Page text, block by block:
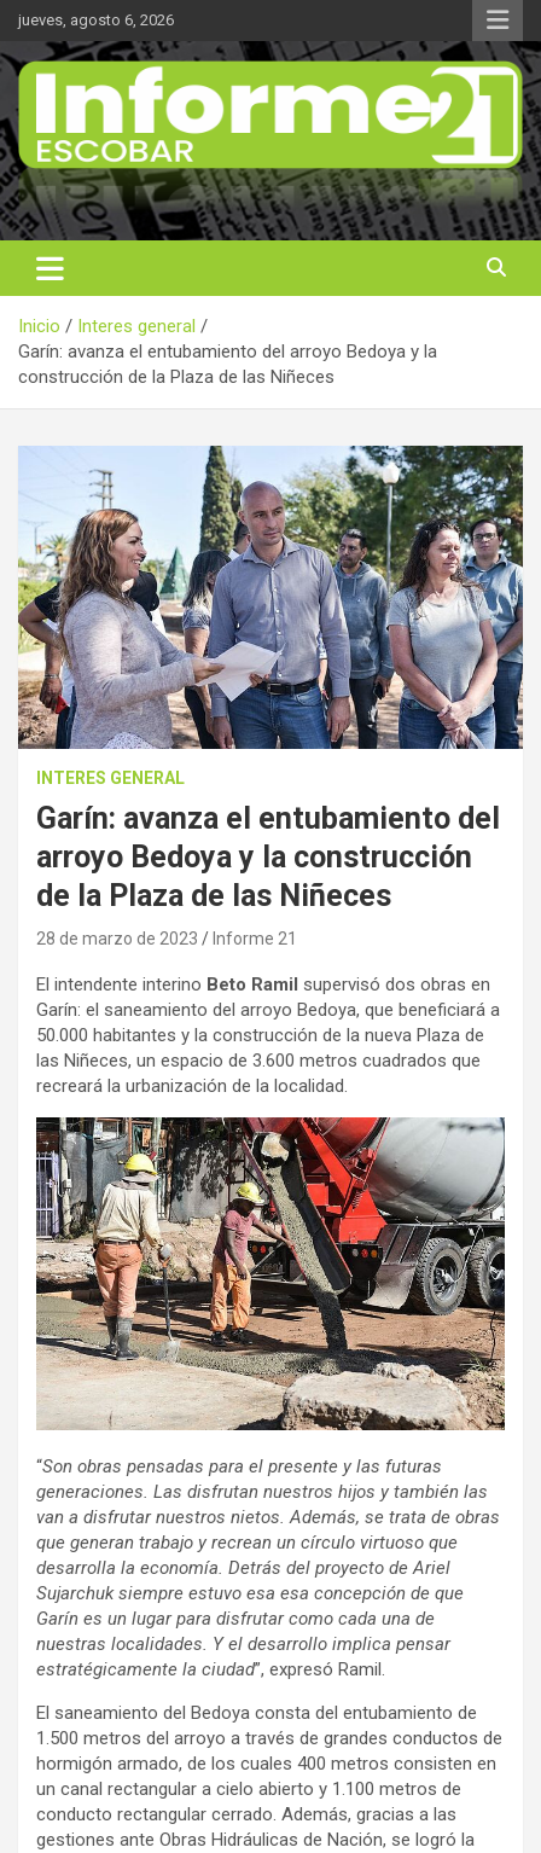
Saltar
contenido
jueves, agosto 6, 2026
Informe 21
Noticas reales
Inicio
Interes general
Garín: avanza el entubamiento del arroyo Bedoya y la
construcción de la Plaza de las Niñeces
INTERES GENERAL
Garín: avanza el entubamiento del
arroyo Bedoya y la construcción
de la Plaza de las Niñeces
28 de marzo de 2023 Informe 21
El intendente interino Beto Ramil supervisó dos obras en
Garín: el saneamiento del arroyo Bedoya, que beneficiará a
50.000 habitantes y la construcción de la nueva Plaza de
las Niñeces, un espacio de 3.600 metros cuadrados que
recreará la urbanización de la localidad.
“Son obras pensadas para el presente y las futuras
generaciones. Las disfrutan nuestros hijos y también las
van a disfrutar nuestros nietos. Además, se trata de obras
que generan trabajo y recrean un círculo virtuoso que
desarrolla la economía. Detrás del proyecto de Ariel
Sujarchuk siempre estuvo esa esa concepción de que
Garín es un lugar para disfrutar como cada una de
nuestras localidades. Y el desarrollo implica pensar
estratégicamente la ciudad”, expresó Ramil.
El saneamiento del Bedoya consta del entubamiento de
1.500 metros del arroyo a través de grandes conductos de
hormigón armado, de los cuales 400 metros consisten en
un canal rectangular a cielo abierto y 1.100 metros de
conducto rectangular cerrado. Además, gracias a las
gestiones ante Obras Hidráulicas de Nación, se logró la